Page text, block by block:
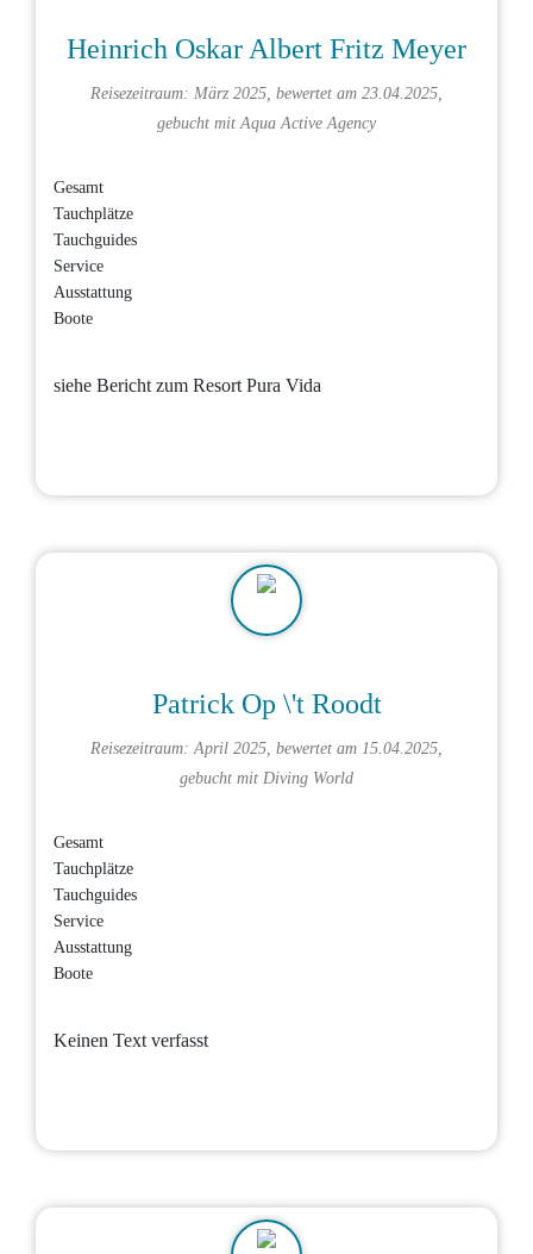
Heinrich Oskar Albert Fritz Meyer
Reisezeitraum: März 2025, bewertet am 23.04.2025,
gebucht mit Aqua Active Agency
Gesamt
Tauchplätze
Tauchguides
Service
Ausstattung
Boote
siehe Bericht zum Resort Pura Vida
Patrick Op \'t Roodt
Reisezeitraum: April 2025, bewertet am 15.04.2025,
gebucht mit Diving World
Gesamt
Tauchplätze
Tauchguides
Service
Ausstattung
Boote
Keinen Text verfasst